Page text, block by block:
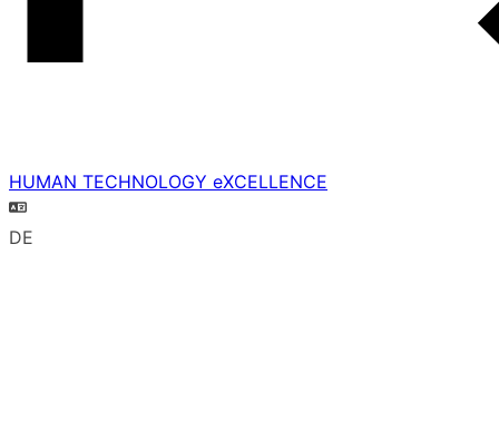
HUMAN TECHNOLOGY eXCELLENCE
DE